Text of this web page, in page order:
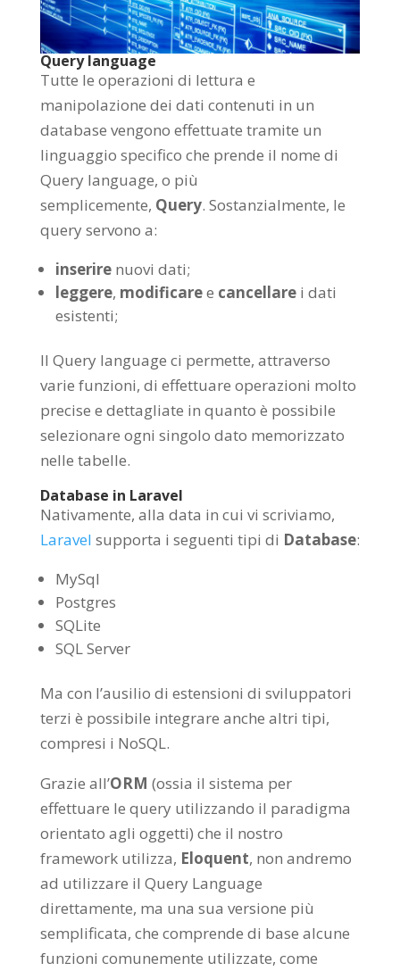
Query language
Tutte le operazioni di lettura e
manipolazione dei dati contenuti in un
database vengono effettuate tramite un
linguaggio specifico che prende il nome di
Query language, o più
semplicemente, Query. Sostanzialmente, le
query servono a:
inserirenuovi dati;
leggere, modificaree cancellarei dati
esistenti;
Il Query language ci permette, attraverso
varie funzioni, di effettuare operazioni molto
precise e dettagliate in quanto è possibile
selezionare ogni singolo dato memorizzato
nelle tabelle.
Database in Laravel
Nativamente, alla data in cui vi scriviamo,
Laravel supporta i seguenti tipi di Database:
MySql
Postgres
SQLite
SQL Server
Ma con l’ausilio di estensioni di sviluppatori
terzi è possibile integrare anche altri tipi,
compresi i NoSQL.
Grazie all’ORM (ossia il sistema per
effettuare le query utilizzando il paradigma
orientato agli oggetti) che il nostro
framework utilizza, Eloquent, non andremo
ad utilizzare il Query Language
direttamente, ma una sua versione più
semplificata, che comprende di base alcune
funzioni comunemente utilizzate, come